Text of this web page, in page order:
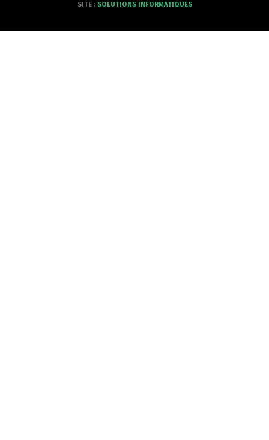
SITE : SOLUTIONS INFORMATIQUES